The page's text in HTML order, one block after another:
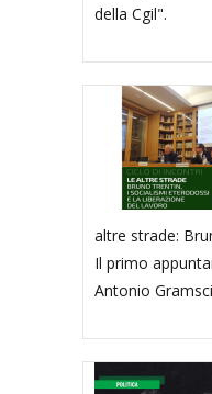
della Cgil".
altre strade:
Il primo
Antonio